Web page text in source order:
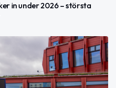
in under 2026 – största